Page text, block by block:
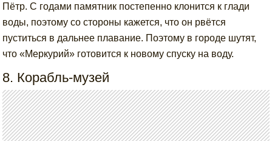
Пётр. С годами памятник постепенно клонится к глади
воды, поэтому со стороны кажется, что он рвётся
пуститься в дальнее плавание. Поэтому в городе шутят,
что «Меркурий» готовится к новому спуску на воду.
8. Корабль-музей